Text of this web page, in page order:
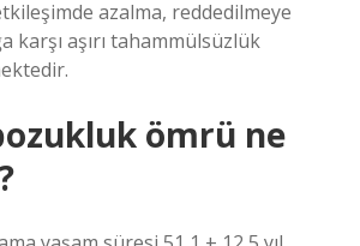
azalma, reddedilmeye
karşı aşırı tahammülsüzlük
ömrü ne